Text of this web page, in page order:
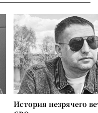
История незрячего